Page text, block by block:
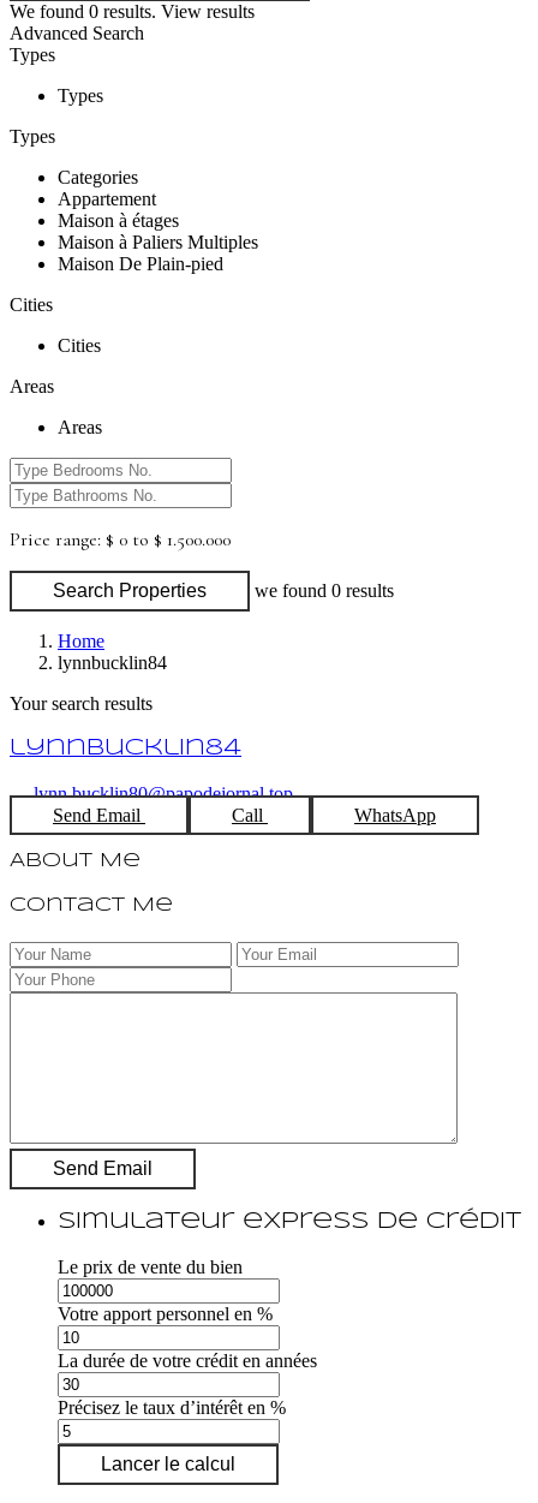
We found 0 results. View results
Advanced Search
Types
Types
Types
Categories
Appartement
Maison à étages
Maison à Paliers Multiples
Maison De Plain-pied
Cities
Cities
Areas
Areas
Price range: $ 0 to $ 1.500.000
Search Properties we found 0 results
Home
lynnbucklin84
Your search results
lynnbucklin84
lynn.bucklin80@papodejornal.top
Send Email
Call WhatsApp
About Me
Contact Me
Simulateur express de crédit
Le prix de vente du bien
Votre apport personnel en %
La durée de votre crédit en années
Précisez le taux d’intérêt en %
Lancer le calcul